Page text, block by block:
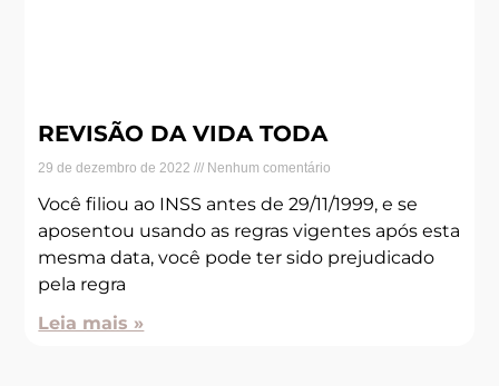
REVISÃO DA VIDA TODA
29 de dezembro de 2022 Nenhum comentário
Você filiou ao INSS antes de 29/11/1999, e se
aposentou usando as regras vigentes após esta
mesma data, você pode ter sido prejudicado
pela regra
Leia mais »